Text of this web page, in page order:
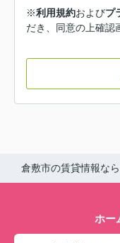
※利用規約およびプ
だき、同意の上確認
倉敷市の賃貸情報な
ホー